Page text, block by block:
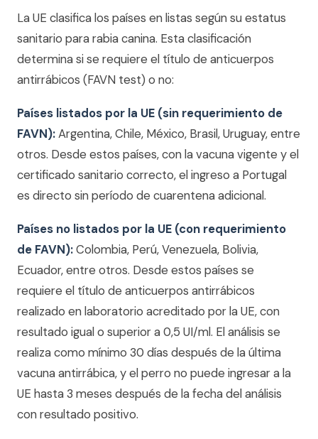
La UE clasifica los países en listas según su estatus
sanitario para rabia canina. Esta clasificación
determina si se requiere el título de anticuerpos
antirrábicos (FAVN test) o no:
Países listados por la UE (sin requerimiento de
FAVN):Argentina, Chile, México, Brasil, Uruguay, entre
otros. Desde estos países, con la vacuna vigente y el
certificado sanitario correcto, el ingreso a Portugal
es directo sin período de cuarentena adicional.
Países no listados por la UE (con requerimiento
de FAVN):Colombia, Perú, Venezuela, Bolivia,
Ecuador, entre otros. Desde estos países se
requiere el título de anticuerpos antirrábicos
realizado en laboratorio acreditado por la UE, con
resultado igual o superior a 0,5 UI/ml. El análisis se
realiza como mínimo 30 días después de la última
vacuna antirrábica, y el perro no puede ingresar a la
UE hasta 3 meses después de la fecha del análisis
con resultado positivo.